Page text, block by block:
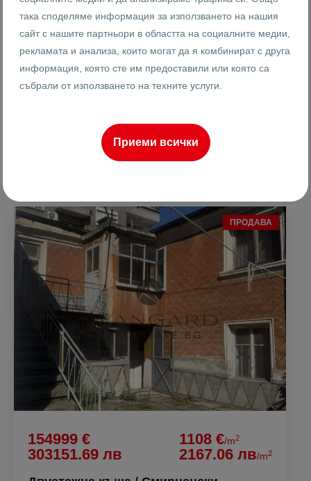
2-стаен
Ренета Арнаудова
ПРОДАВА
154999 €
303151.69 лв
1108 €/m2
2167.06 лв/m2
така споделяме информация за използването на нашия
сайт с нашите партньори в областта на социалните медии,
рекламата и анализа, които могат да я комбинират с друга
информация, която сте им предоставили или която са
събрали от използването на техните услуги.
Приеми всички